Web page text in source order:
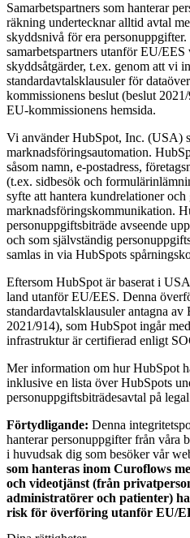
Samarbetspartners som hanterar
räkning undertecknar alltid avtal
skyddsnivå för era
samarbetspartners utanför EU/EES
skyddsåtgärder, t.ex. genom att vi
standardavtalsklausuler för
kommissionens beslut (beslut
EU-kommissionens hemsida.
Vi använder HubSpot, Inc. (USA)
marknadsföringsautomation.
såsom namn, e-postadress,
(t.ex. sidbesök och
syfte att hantera kundrelationer och
marknadsföringskommunikation.
personuppgiftsbiträde avseende
och som självständig
samlas in via HubSpots
Eftersom HubSpot är baserat i
land utanför EU/EES. Denna
standardavtalsklausuler antagna
2021/914), som HubSpot ingår
infrastruktur är certifierad enligt
Mer information om hur HubSpot
inklusive en lista över HubSpots
personuppgiftsbiträdesavtal på
Förtydligande: Denna
hanterar personuppgifter från våra
i huvudsak dig som besöker vår
som hanteras inom Curoflows
och videotjänst (från
administratörer och patienter)
risk för överföring utanför EU/